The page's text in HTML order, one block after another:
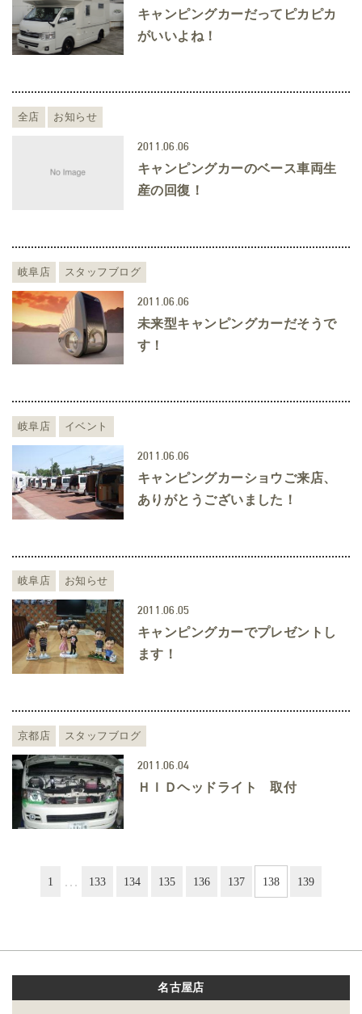
キャンピングカーだってピカピカ
がいいよね！
全店 お知らせ
2011.06.06
キャンピングカーのベース車両生
産の回復！
岐阜店 スタッフブログ
2011.06.06
未来型キャンピングカーだそうで
す！
岐阜店 イベント
2011.06.06
キャンピングカーショウご来店、
ありがとうございました！
岐阜店 お知らせ
2011.06.05
キャンピングカーでプレゼントし
ます！
京都店 スタッフブログ
2011.06.04
ＨＩＤヘッドライト 取付
1 … 133 134 135 136 137 138 139
名古屋店